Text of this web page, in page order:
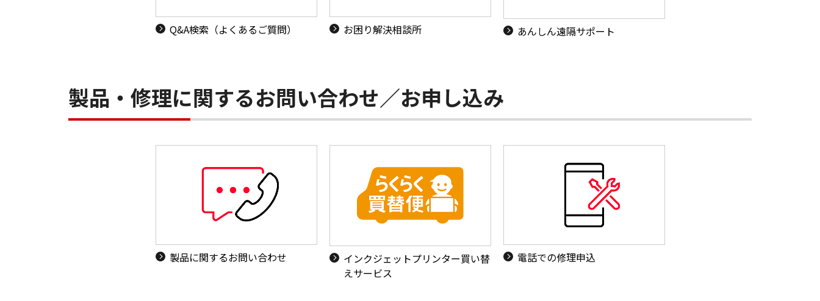
Q&A検索（よくあるご質問） お困り解決相談所 あんしん遠隔サポート
製品・修理に関するお問い合わせ／お申し込み
製品に関するお問い合わせ
インクジェットプリンター買い替
えサービス
電話での修理申込